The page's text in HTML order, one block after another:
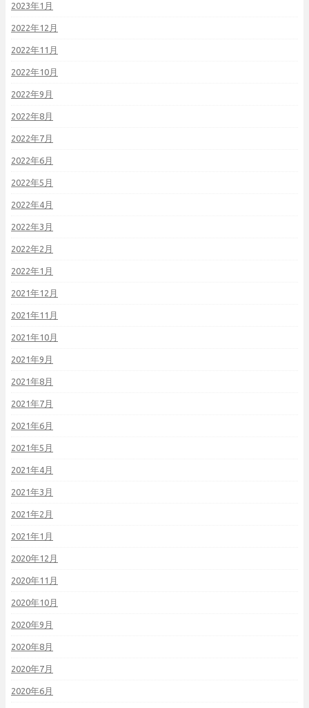
2023年1月
2022年12月
2022年11月
2022年10月
2022年9月
2022年8月
2022年7月
2022年6月
2022年5月
2022年4月
2022年3月
2022年2月
2022年1月
2021年12月
2021年11月
2021年10月
2021年9月
2021年8月
2021年7月
2021年6月
2021年5月
2021年4月
2021年3月
2021年2月
2021年1月
2020年12月
2020年11月
2020年10月
2020年9月
2020年8月
2020年7月
2020年6月